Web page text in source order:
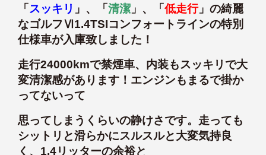
「 スッキリ 」、「 清潔 」、「 低走行」の綺麗
なゴルフⅥ1.4TSIコンフォートラインの特別
仕様車が入庫致しました！
走行24000kmで禁煙車、内装もスッキリで大
変清潔感があります！エンジンもまるで掛か
ってないって
思ってしまうくらいの静けさです。走っても
シットリと滑らかにスルスルと大変気持良
く、1.4リッターの余裕と